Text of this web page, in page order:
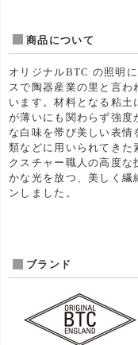
商品について
オリジナルBTC の照明
スで陶器産業の里と言
います。材料となる粘
が薄いにも関わらず強度
な白味を帯び美しい表情
類などに用いられてきた
クスチャー職人の高度な
かな光を放つ、美しく繊
ンしました。
ブランド